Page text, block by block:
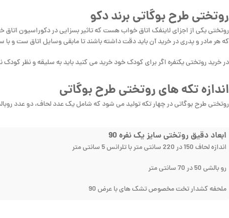
روتختی طرح بوگاتی برند دکو
روتختی یکی از اجزای لاینفک اتاق خواب هست که تاثیر بسزایی در دکوراسیون
که هر مادر و پدری در خرید آن باید دقت داشته باشند تا مابقی وسایل اتاق ست و
در خرید روتختی یکنفره اگر برای کودک خود خرید می کنید باید به سلیقه و نظر
اندازه تکه های روتختی طرح بوگاتی
روتختی طرح بوگاتی در چهار تکه تولید می شود که شامل یک عدد لحاف، دو عدد
ابعاد دقیق روتختی سایز یک نفره 90
اندازه لحاف 150 در 220 سانتی متر با تلرانس 5 سانتی متر
رو بالشی 50 در 70 سانتی متر
ملحفه کشدار تخت مخصوص تشک های با عرض 90